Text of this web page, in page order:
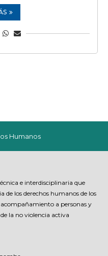
Humanos
e interdisciplinaria que
de los derechos humanos de los
a personas y
la no violencia activa